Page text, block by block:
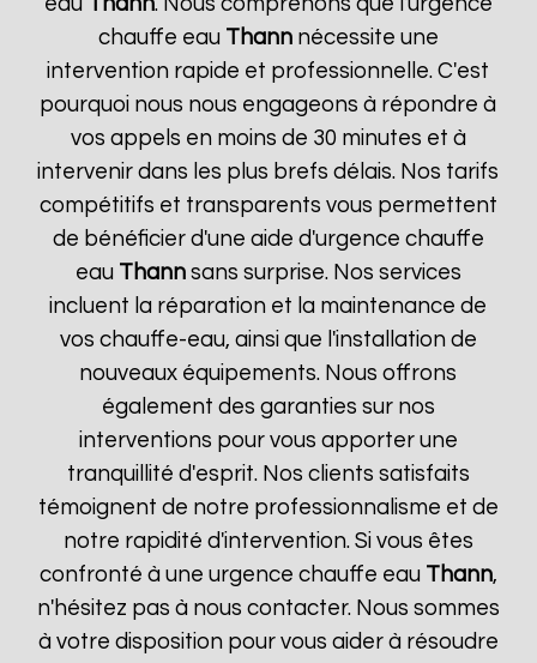
chauffe eau Thannnécessite une
intervention rapide et professionnelle. C'est
pourquoi nous nous engageons à répondre à
vos appels en moins de 30 minutes et à
intervenir dans les plus brefs délais. Nos tarifs
compétitifs et transparents vous permettent
de bénéficier d'une aide d'urgence chauffe
eau Thannsans surprise. Nos services
incluent la réparation et la maintenance de
vos chauffe-eau, ainsi que l'installation de
nouveaux équipements. Nous offrons
également des garanties sur nos
interventions pour vous apporter une
tranquillité d'esprit. Nos clients satisfaits
témoignent de notre professionnalisme et de
notre rapidité d'intervention. Si vous êtes
confronté à une urgence chauffe eau Thann,
n'hésitez pas à nous contacter. Nous sommes
à votre disposition pour vous aider à résoudre